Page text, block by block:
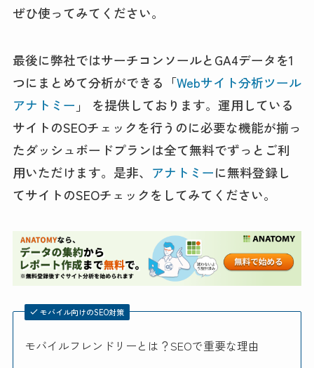
ぜひ使ってみてください。
最後に弊社ではサーチコンソールとGA4データを1
つにまとめて分析ができる「Webサイト分析ツール
アナトミー 」 を提供しております。運用している
サイトのSEOチェックを行うのに必要な機能が揃っ
たダッシュボードプランは全て無料でずっとご利
用いただけます。是非、 アナトミーに無料登録し
てサイトのSEOチェックをしてみてください。
モバイル向けのSEO対策
モバイルフレンドリーとは？SEOで重要な理由